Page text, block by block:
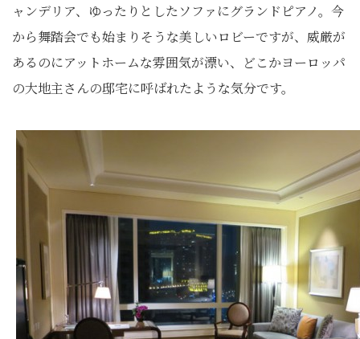
ャンデリア、ゆったりとしたソファにグランドピアノ。今
から舞踏会でも始まりそうな美しいロビーですが、威厳が
あるのにアットホームな雰囲気が漂い、どこかヨーロッパ
の大地主さんの邸宅に呼ばれたような気分です。